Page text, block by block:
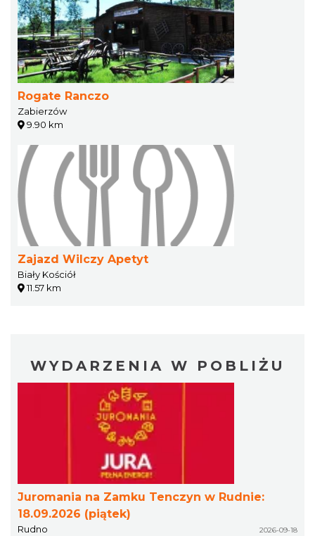
Rogate Ranczo
Zabierzów
9.90 km
Zajazd Wilczy Apetyt
Biały Kościół
11.57 km
WYDARZENIA W POBLIŻU
Juromania na Zamku Tenczyn w Rudnie:
18.09.2026 (piątek)
Rudno 2026-09-18